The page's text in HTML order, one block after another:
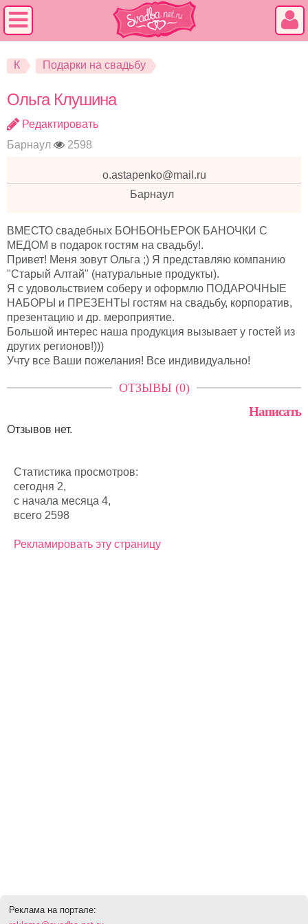
К Подарки на свадьбу
Ольга Клушина
Редактировать
Барнаул
2598
o.astapenko@mail.ru
Барнаул
ВМЕСТО свадебных БОНБОНЬЕРОК БАНОЧКИ С
МЕДОМ в подарок гостям на свадьбу!.
Привет! Меня зовут Ольга ;) Я представляю компанию
"Старый Алтай" (натуральные продукты).
Я с удовольствием соберу и оформлю ПОДАРОЧНЫЕ
НАБОРЫ и ПРЕЗЕНТЫ гостям на свадьбу, корпоратив,
презентацию и др. мероприятие.
Большой интерес наша продукция вызывает у гостей из
других регионов!)))
Учту все Ваши пожелания! Все индивидуально!
ОТЗЫВЫ (0)
Написать
Отзывов нет.
Статистика просмотров:
сегодня 2,
с начала месяца 4,
всего 2598
Рекламировать эту страницу
Реклама на портале: